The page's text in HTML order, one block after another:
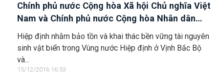
Chính phủ nước Cộng hòa Xã hội Chủ nghĩa Việt
Nam và Chính phủ nước Cộng hòa Nhân dân
Trung Hoa
Hiệp định nhằm bảo tồn và khai thác bền vững tài nguyên
sinh vật biển trong Vùng nước Hiệp định ở Vịnh Bắc Bộ
và...
15/12/2016 16:53